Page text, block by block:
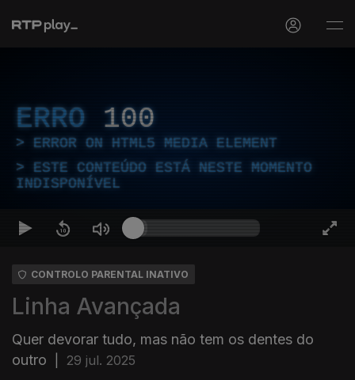
ERRO 100
ERROR ON HTML5 MEDIA ELEMENT
ESTE CONTEÚDO ESTÁ NESTE MOMENTO
INDISPONÍVEL
CONTROLO PARENTAL INATIVO
Linha Avançada
Quer devorar tudo, mas não tem os dentes do
outro
29 jul. 2025